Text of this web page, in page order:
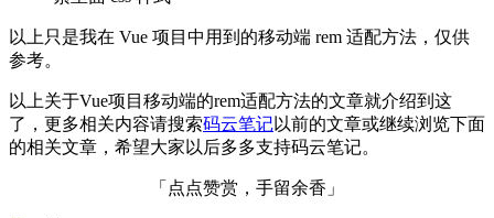
以上只是我在 Vue 项目中用到的移动端 rem 适配方法，仅供
参考。
以上关于Vue项目移动端的rem适配方法的文章就介绍到这
了，更多相关内容请搜索码云笔记以前的文章或继续浏览下面
的相关文章，希望大家以后多多支持码云笔记。
「点点赞赏，手留余香」